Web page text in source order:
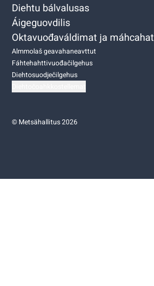
Diehtu bálvalusas
Áigeguovdilis
Oktavuođaváldimat ja máhcahat
Almmolaš geavahaneavttut
Fáhtehahttivuođačilgehus
Diehtosuodječilgehus
©Metsähallitus 2026